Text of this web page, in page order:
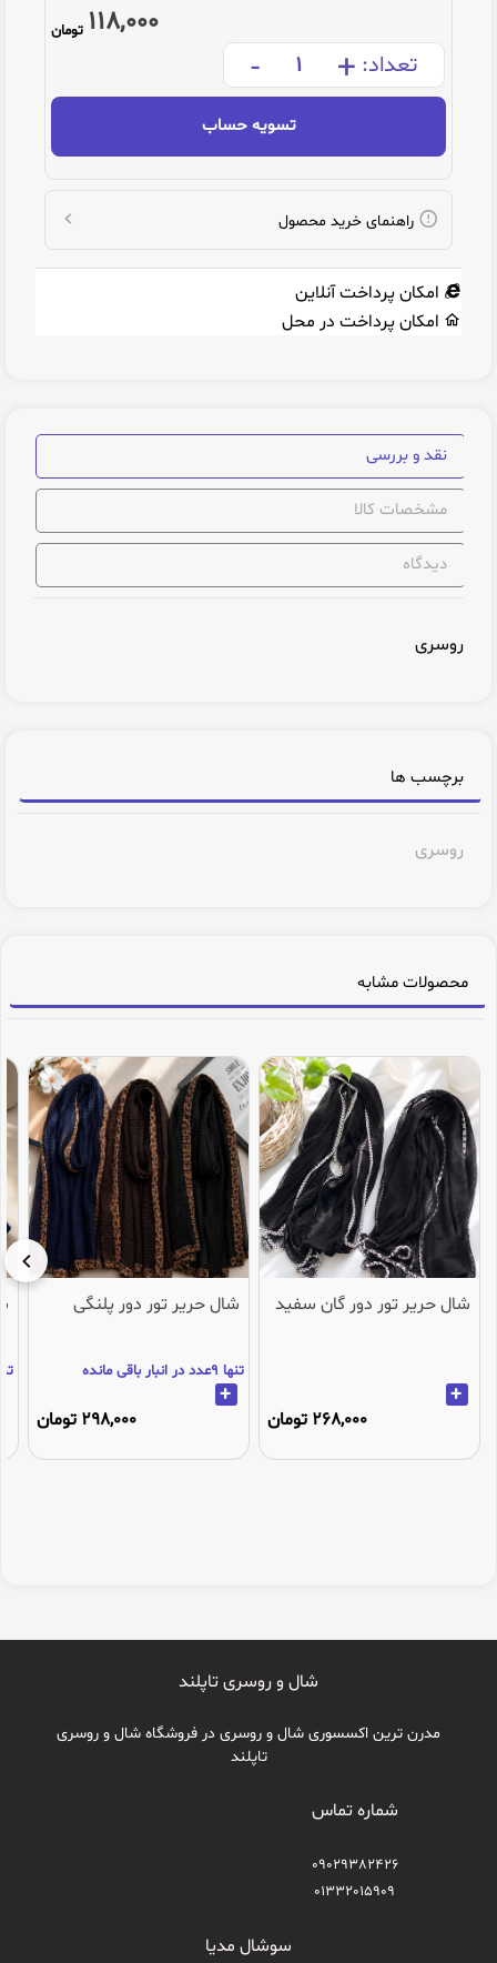
118,000 تومان
تعداد: +
-
تسویه حساب
راهنمای خرید محصول
امکان پرداخت آنلاین
امکان پرداخت در محل
نقد و بررسی
مشخصات کالا
دیدگاه
روسری
برچسب ها
روسری
محصولات مشابه
شال حریر تور دور گان سفید
+
268,000 تومان
شال حریر تور دور پلنگی
تنها 9عدد در انبار باقی مانده
+
298,000 تومان
تنها 3عدد
شال و روسری تاپلند
مدرن ترین اکسسوری شال و روسری در فروشگاه شال و روسری
تاپلند
شماره تماس
09029382426
01332015909
سوشال مدیا